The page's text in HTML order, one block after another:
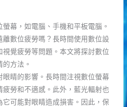
幕，如電腦、手機和平板電腦。
數位疲勞嗎？長時間使用數位設
覺疲勞等問題。本文將探討數位
方法。
睛的影響。長時間注視數位螢幕
勞和不適感。此外，藍光輻射也
可能對眼睛造成損害。因此，保